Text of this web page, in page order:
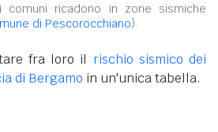
ricadono in zone sismiche
di Pescorocchiano).
fra loro il rischio sismico dei
di Bergamo in un'unica tabella.